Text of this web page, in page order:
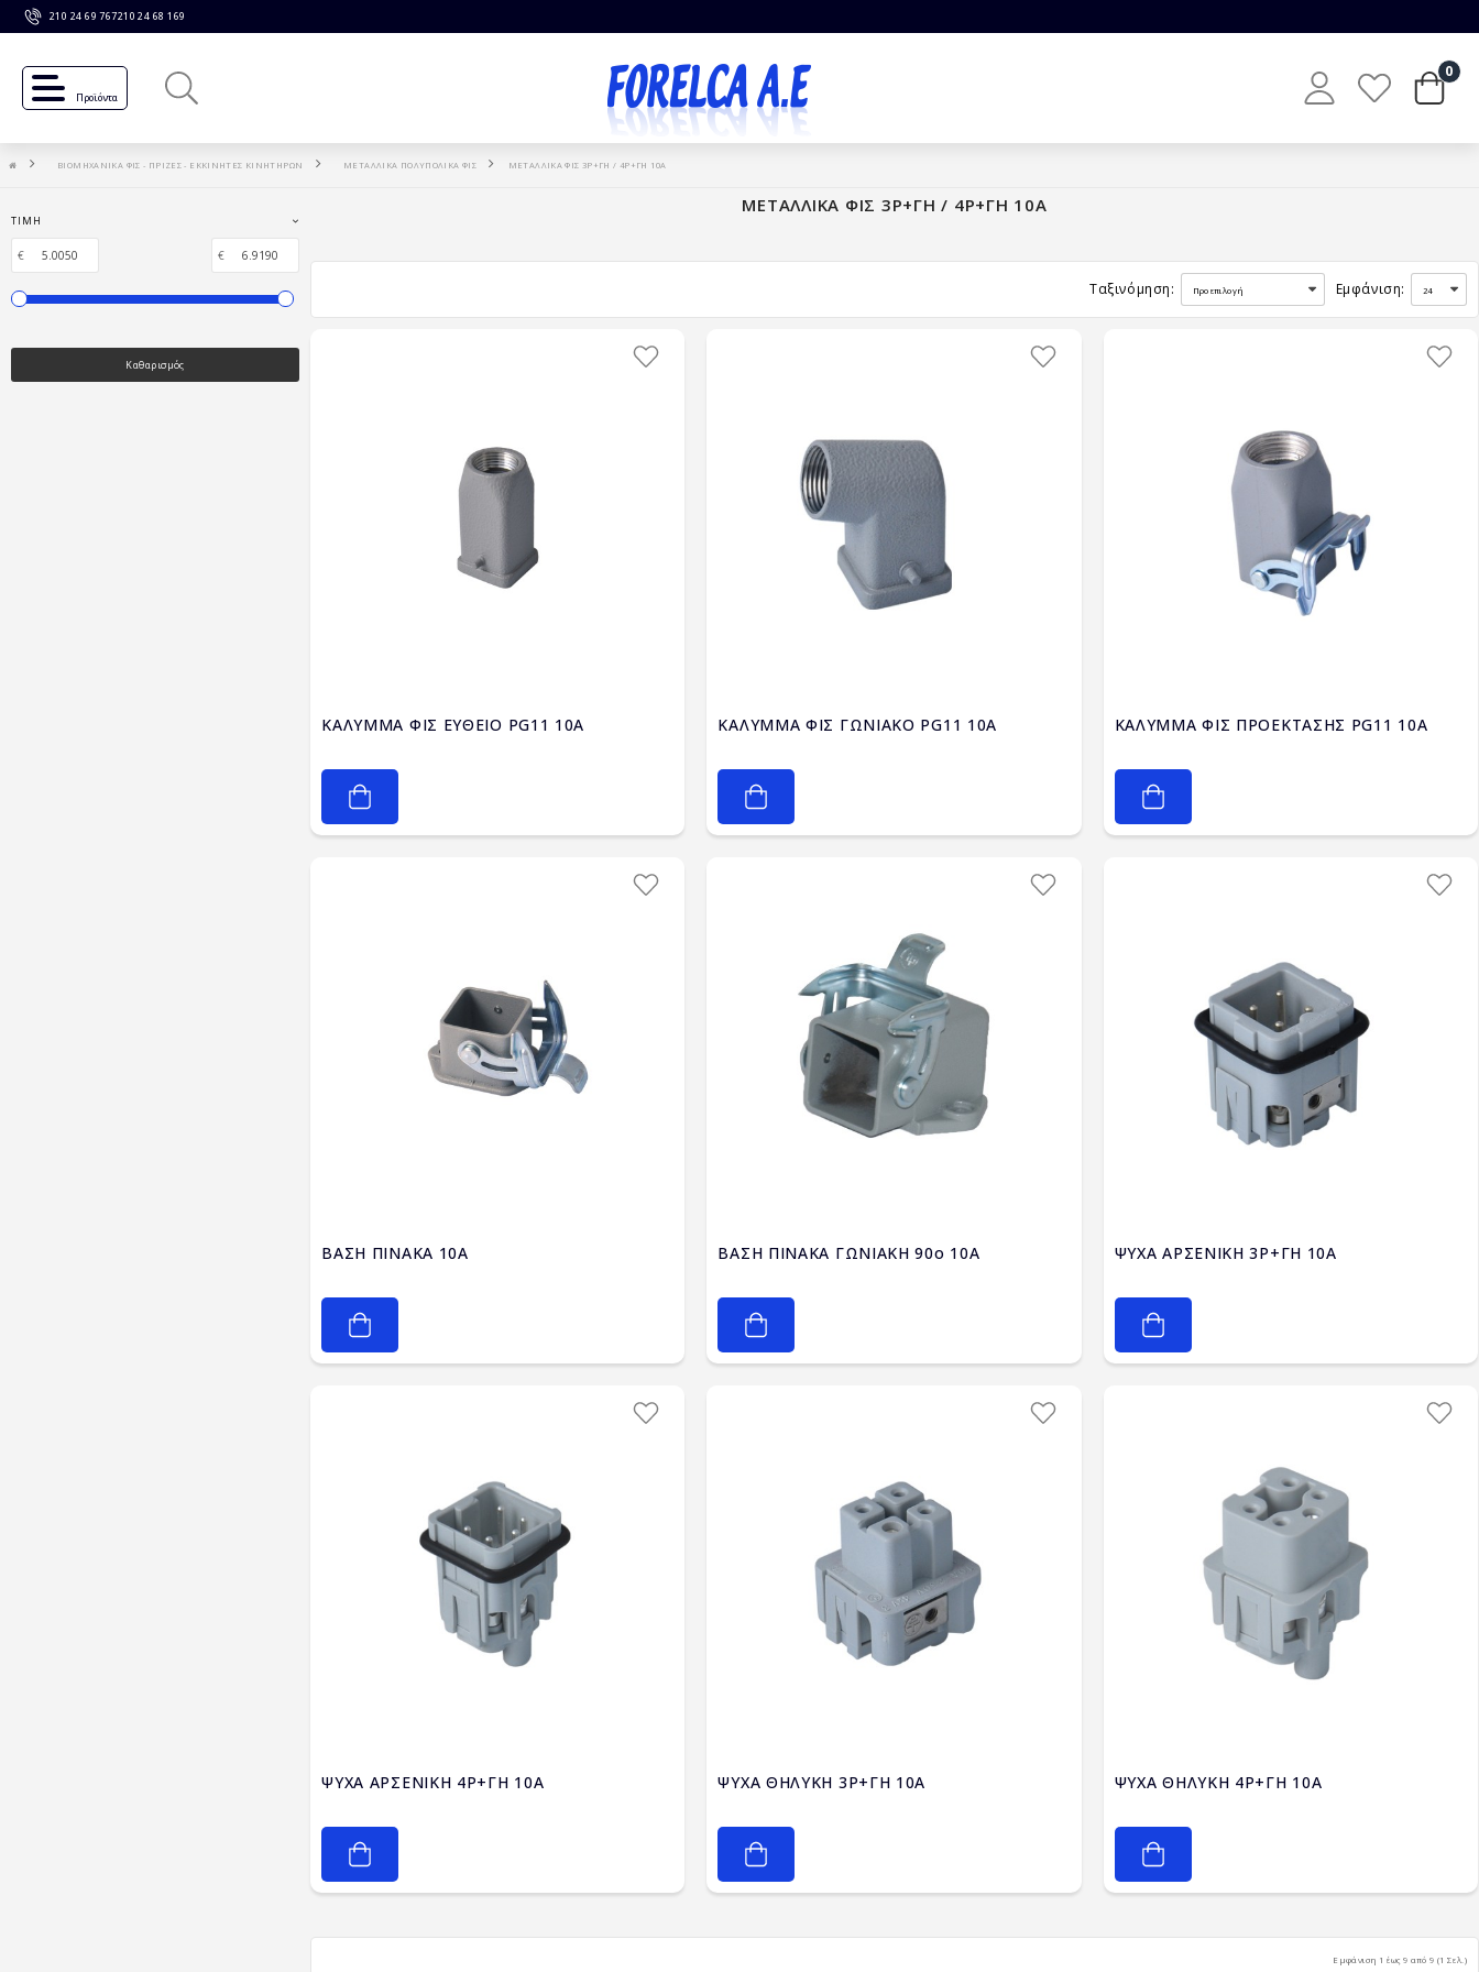
210 24 69 767210 24 68 169
Προϊόντα
0
ΒΙΟΜΗΧΑΝΙΚΑ ΦΙΣ - ΠΡΙΖΕΣ - ΕΚΚΙΝΗΤΕΣ ΚΙΝΗΤΗΡΩΝ ΜΕΤΑΛΛΙΚΑ ΠΟΛΥΠΟΛΙΚΑ ΦΙΣ ΜΕΤΑΛΛΙΚΑ ΦΙΣ 3P+ΓΗ / 4P+ΓΗ 10Α
ΤΙΜΉ
€ €
Καθαρισμός
ΜΕΤΑΛΛΙΚΑ ΦΙΣ 3P+ΓΗ / 4P+ΓΗ 10Α
Ταξινόμηση: Εμφάνιση:
ΚΑΛΥΜΜΑ ΦΙΣ ΕΥΘΕΙΟ PG11 10A ΚΑΛΥΜΜΑ ΦΙΣ ΓΩΝΙΑΚΟ PG11 10A ΚΑΛΥΜΜΑ ΦΙΣ ΠΡΟΕΚΤΑΣΗΣ PG11 10A
ΒΑΣΗ ΠΙΝΑΚΑ 10A ΒΑΣΗ ΠΙΝΑΚΑ ΓΩΝΙΑΚΗ 90ο 10A ΨΥΧΑ ΑΡΣΕΝΙΚΗ 3P+ΓΗ 10A
ΨΥΧΑ ΑΡΣΕΝΙΚΗ 4P+ΓΗ 10A ΨΥΧΑ ΘΗΛΥΚΗ 3P+ΓΗ 10A ΨΥΧΑ ΘΗΛΥΚΗ 4P+ΓΗ 10A
Εμφάνιση 1 έως 9 από 9 (1 Σελ.)